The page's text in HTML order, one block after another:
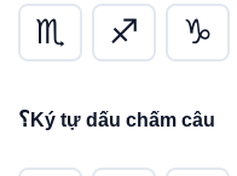
♏
♐ ♑
؟ Ký tự dấu chấm câu